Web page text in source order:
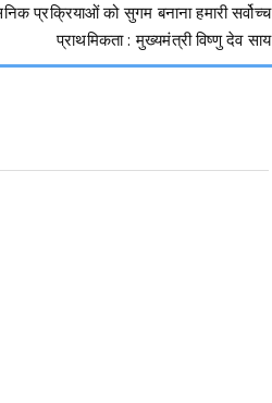
प्रक्रियाओं को सुगम बनाना हमारी सर्वोच्च
प्राथमिकता : मुख्यमंत्री विष्णु देव साय